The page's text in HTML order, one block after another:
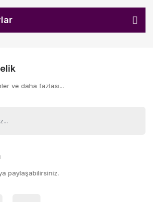
ve daha fazlası...
paylaşabilirsiniz.